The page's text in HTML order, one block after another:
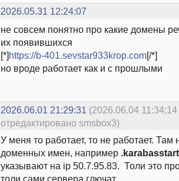
2026.05.31 12:24:07
не совсем понятно про какие домены
их появившихся
[*]https://b-401.sevstar933krop.com[/*]
но вроде работает как и с прошлыми
2026.06.01 21:29:31 (2026.06.04 11:34:14
отредактировано smsbox3)
У меня то работает, то не работает. Там
доменных имен, например
указывают на ip 50.7.95.83. Толи это
толи сами сервера глючат.